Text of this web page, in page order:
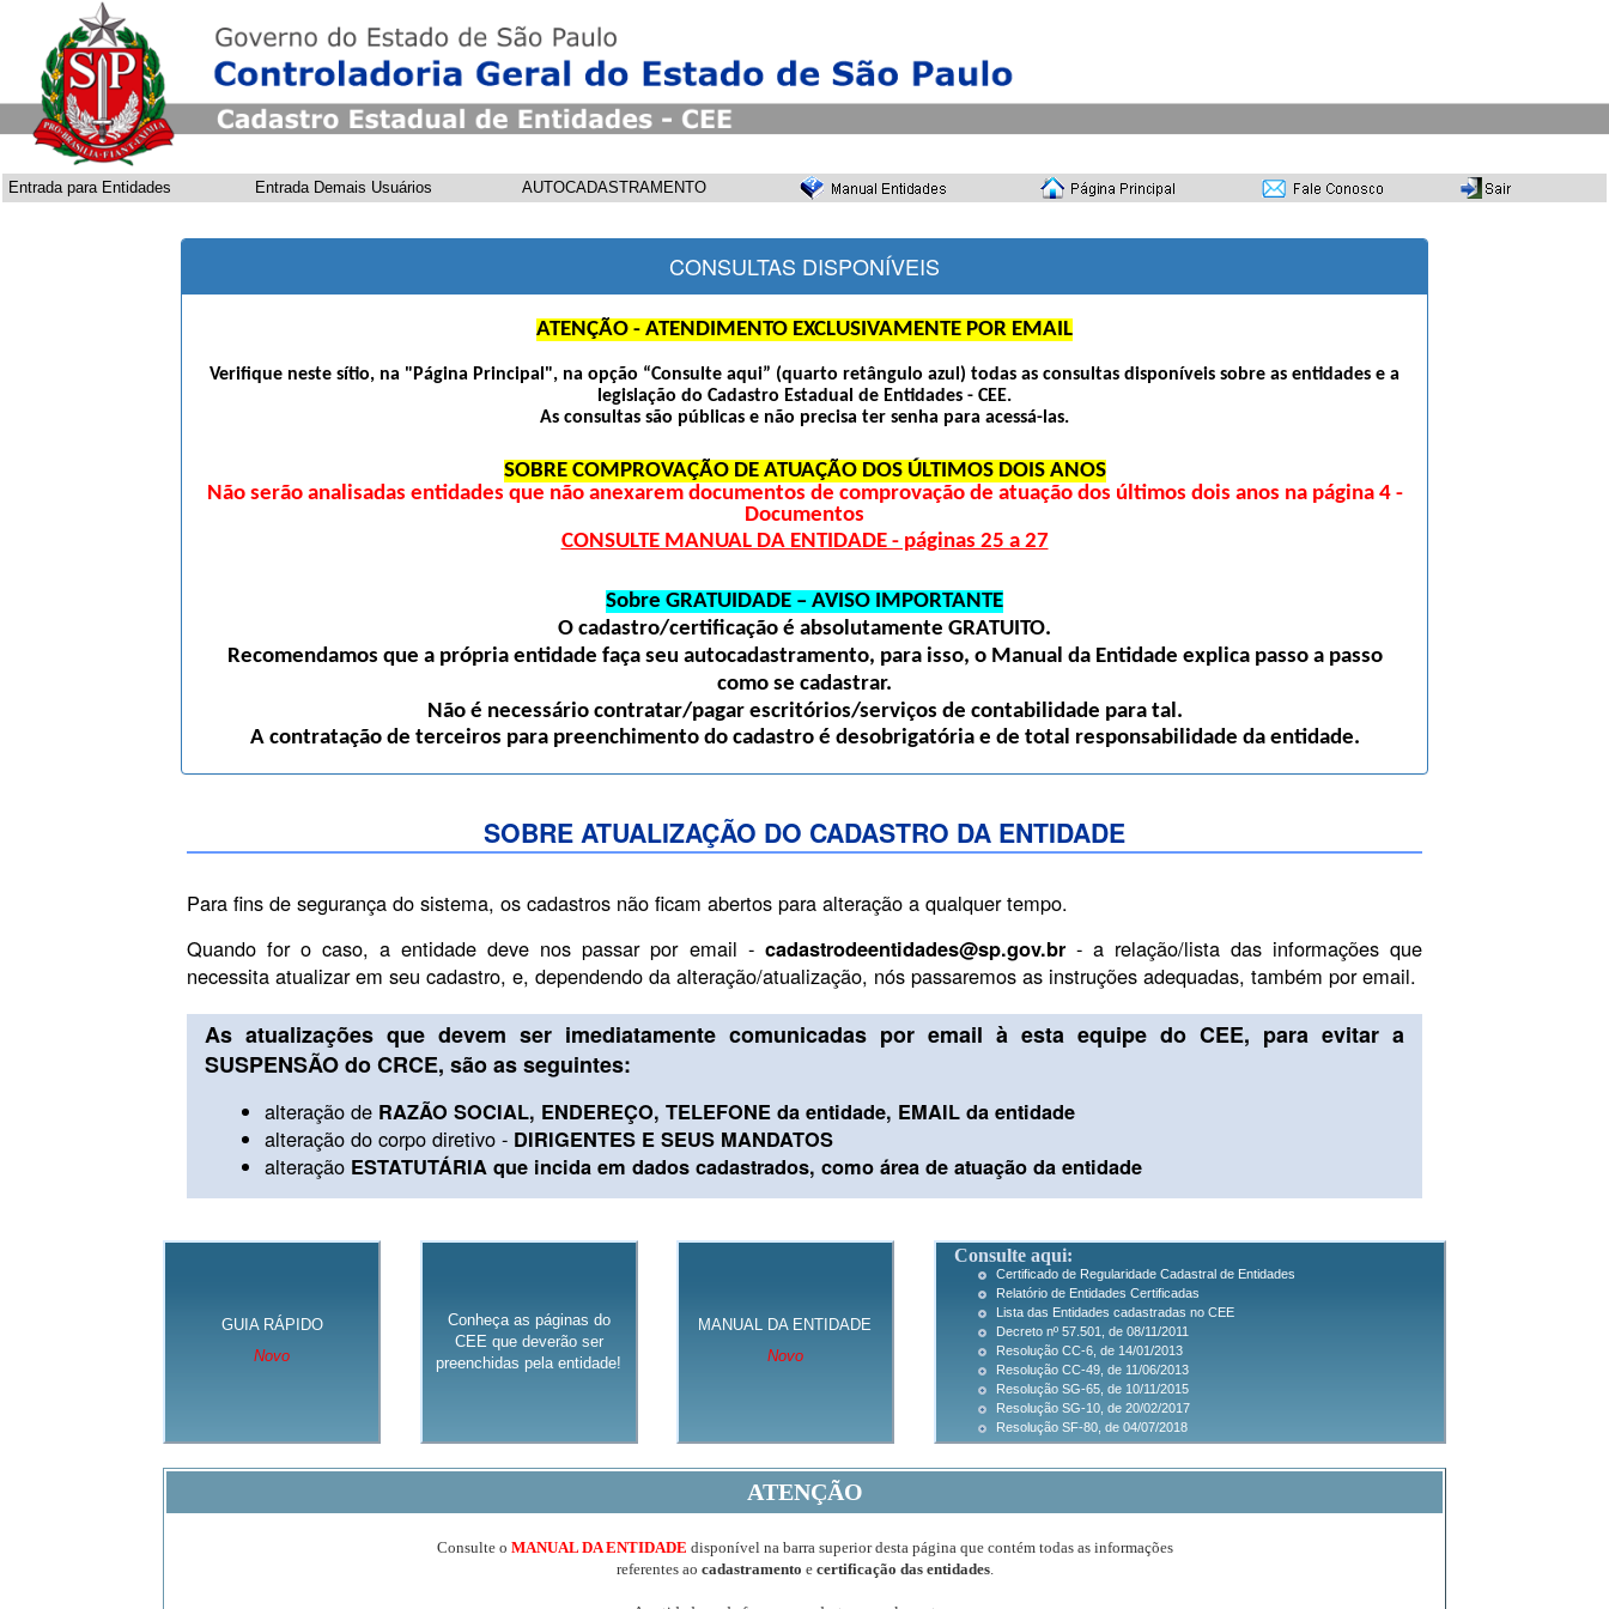
Entrada para Entidades Entrada Demais Usuários AUTOCADASTRAMENTO
CONSULTAS DISPONÍVEIS
ATENÇÃO - ATENDIMENTO EXCLUSIVAMENTE POR EMAIL
Verifique neste sítio, na "Página Principal", na opção “Consulte aqui” (quarto retângulo azul) todas as consultas disponíveis sobre as entidades e a
legislação do Cadastro Estadual de Entidades - CEE.
As consultas são públicas e não precisa ter senha para acessá-las.
SOBRE COMPROVAÇÃO DE ATUAÇÃO DOS ÚLTIMOS DOIS ANOS
Não serão analisadas entidades que não anexarem documentos de comprovação de atuação dos últimos dois anos na página 4 -
Documentos
CONSULTE MANUAL DA ENTIDADE - páginas 25 a 27
Sobre GRATUIDADE – AVISO IMPORTANTE
O cadastro/certificação é absolutamente GRATUITO.
Recomendamos que a própria entidade faça seu autocadastramento, para isso, o Manual da Entidade explica passo a passo
como se cadastrar.
Não é necessário contratar/pagar escritórios/serviços de contabilidade para tal.
A contratação de terceiros para preenchimento do cadastro é desobrigatória e de total responsabilidade da entidade.
SOBRE ATUALIZAÇÃO DO CADASTRO DA ENTIDADE
Para fins de segurança do sistema, os cadastros não ficam abertos para alteração a qualquer tempo.
Quando for o caso, a entidade deve nos passar por email - cadastrodeentidades@sp.gov.br- a relação/lista das informações que
necessita atualizar em seu cadastro, e, dependendo da alteração/atualização, nós passaremos as instruções adequadas, também por email.
As atualizações que devem ser imediatamente comunicadas por email à esta equipe do CEE, para evitar a
SUSPENSÃO do CRCE, são as seguintes:
alteração de RAZÃO SOCIAL, ENDEREÇO, TELEFONE da entidade, EMAIL da entidade
alteração do corpo diretivo - DIRIGENTES E SEUS MANDATOS
alteração ESTATUTÁRIA que incida em dados cadastrados, como área de atuação da entidade
GUIA RÁPIDO
Novo
Conheça as páginas do
CEE que deverão ser
preenchidas pela entidade!
MANUAL DA ENTIDADE
Novo
Consulte aqui:
Certificado de Regularidade Cadastral de Entidades
Relatório de Entidades Certificadas
Lista das Entidades cadastradas no CEE
Decreto nº 57.501, de 08/11/2011
Resolução CC-6, de 14/01/2013
Resolução CC-49, de 11/06/2013
Resolução SG-65, de 10/11/2015
Resolução SG-10, de 20/02/2017
Resolução SF-80, de 04/07/2018
ATENÇÃO
Consulte o MANUAL DA ENTIDADE disponível na barra superior desta página que contém todas as informações
referentes ao cadastramento e certificação das entidades.